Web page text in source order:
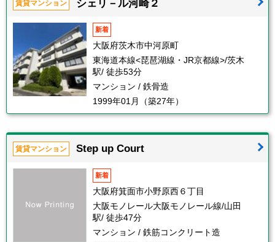
賃貸マンション シェリ－ル河崎２
新着
大阪府茨木市中河原町
東海道本線<琵琶湖線・JR京都線>/茨木
駅/ 徒歩53分
マンション / 鉄骨造
1999年01月（築27年）
賃貸マンション Step up Court
新着
大阪府箕面市小野原西６丁目
大阪モノレール大阪モノレール線/山田
駅/ 徒歩47分
マンション / 鉄筋コンクリート造